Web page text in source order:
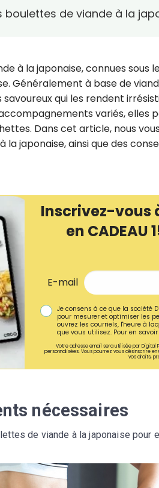
boulettes de viande à la
à la japonaise, connues
Généralement à base de
qui les rendent
variés,
Dans cet article, nous
la japonaise, ainsi que des
Inscrivez-vous
en CADEAU
E-mail
Je consens à ce que la société
pour mesurer et optimiser les
ouvrez les courriels, l'heure à
que vous utilisez. Pour en
Votre adresse email sera utilisée par
personnalisées. Vous pourrez vous désinscrire
vos droits,
nécessaires
de viande à la japonaise pour